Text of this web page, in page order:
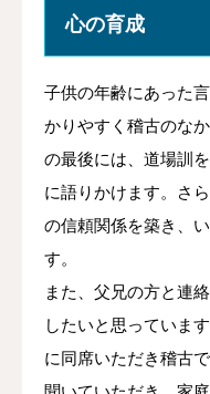
心の育成
子供の年齢にあった
かりやすく稽古のな
の最後には、道場訓
に語りかけます。さ
の信頼関係を築き、
す。
また、父兄の方と連
したいと思っていま
に同席いただき稽古